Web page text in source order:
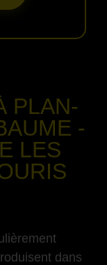
PLAN-
-
LES
dans